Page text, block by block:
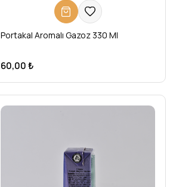
Portakal Aromalı Gazoz 330 Ml
60,00 ₺